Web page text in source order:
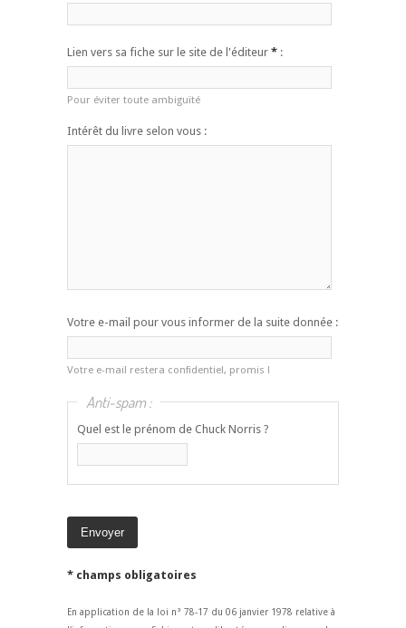
Lien vers sa fiche sur le site de l'éditeur * :
Pour éviter toute ambiguïté
Intérêt du livre selon vous :
Votre e-mail pour vous informer de la suite donnée :
Votre e-mail restera confidentiel, promis !
Anti-spam :
Quel est le prénom de Chuck Norris ?
* champs obligatoires
En application de la loi n° 78-17 du 06 janvier 1978 relative à